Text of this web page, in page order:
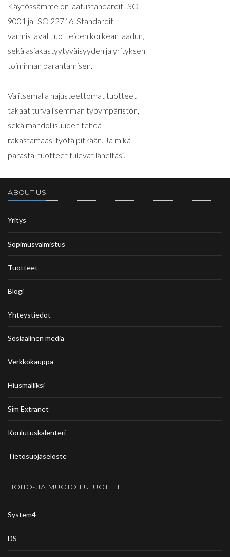
Käytössämme on laatustandardit ISO
9001 ja ISO 22716. Standardit
varmistavat tuotteiden korkean laadun,
sekä asiakastyytyväisyyden ja yrityksen
toiminnan parantamisen.
Valitsemalla hajusteettomat tuotteet
takaat turvallisemman työympäristön,
sekä mahdollisuuden tehdä
rakastamaasi työtä pitkään. Ja mikä
parasta, tuotteet tulevat läheltäsi.
ABOUT US
Yritys
Sopimusvalmistus
Tuotteet
Blogi
Yhteystiedot
Sosiaalinen media
Verkkokauppa
Hiusmalliksi
Sim Extranet
Koulutuskalenteri
Tietosuojaseloste
HOITO- JA MUOTOILUTUOTTEET
System4
DS